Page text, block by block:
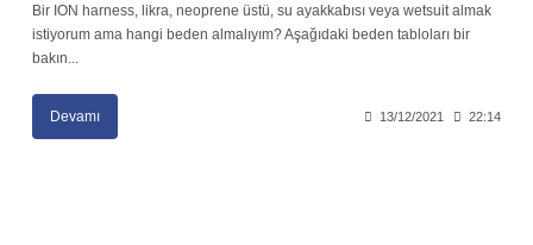
Bir ION harness, likra, neoprene üstü, su ayakkabısı veya wetsuit almak
istiyorum ama hangi beden almalıyım? Aşağıdaki beden tabloları bir
bakın...
Devamı 13/12/2021 22:14